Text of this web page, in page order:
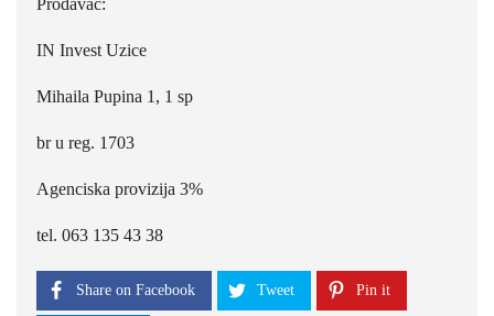
Prodavac:
IN Invest Uzice
Mihaila Pupina 1, 1 sp
br u reg. 1703
Agenciska provizija 3%
tel. 063 135 43 38
Share on Facebook Tweet Pin it